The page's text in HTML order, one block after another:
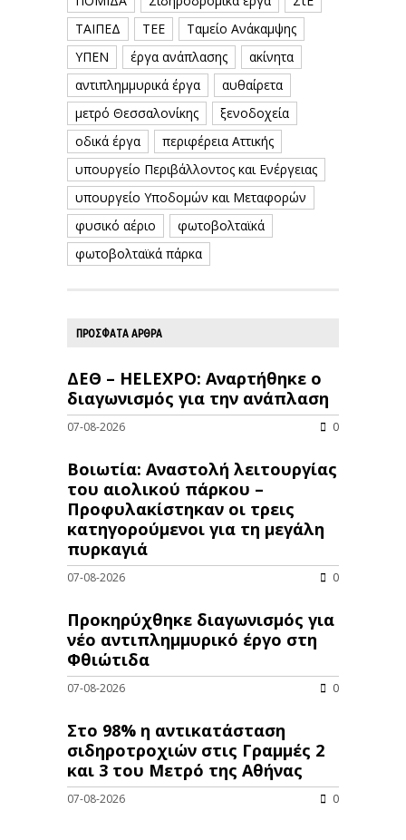
ΤΑΙΠΕΔ
ΤΕΕ
Ταμείο Ανάκαμψης
ΥΠΕΝ
έργα ανάπλασης
ακίνητα
αντιπλημμυρικά έργα
αυθαίρετα
μετρό Θεσσαλονίκης
ξενοδοχεία
οδικά έργα
περιφέρεια Αττικής
υπουργείο Περιβάλλοντος και Ενέργειας
υπουργείο Υποδομών και Μεταφορών
φυσικό αέριο
φωτοβολταϊκά
φωτοβολταϊκά πάρκα
ΠΡΟΣΦΑΤΑ ΑΡΘΡΑ
ΔΕΘ – HELEXPO: Αναρτήθηκε ο
διαγωνισμός για την ανάπλαση
07-08-2026 0
Βοιωτία: Αναστολή λειτουργίας
του αιολικού πάρκου –
Προφυλακίστηκαν οι τρεις
κατηγορούμενοι για τη μεγάλη
πυρκαγιά
07-08-2026 0
Προκηρύχθηκε διαγωνισμός για
νέo αντιπλημμυρικό έργο στη
Φθιώτιδα
07-08-2026 0
Στο 98% η αντικατάσταση
σιδηροτροχιών στις Γραμμές 2
και 3 του Μετρό της Αθήνας
07-08-2026 0